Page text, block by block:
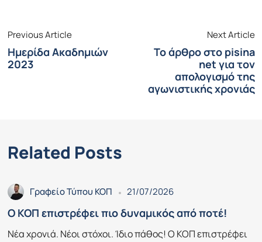
Previous Article
Ημερίδα Ακαδημιών
2023
Next Article
Το άρθρο στο pisina
net για τον
απολογισμό της
αγωνιστικής χρονιάς
Related Posts
Γραφείο Τύπου ΚΟΠ 21/07/2026
Ο ΚΟΠ επιστρέφει πιο δυναμικός από ποτέ!
Νέα χρονιά. Νέοι στόχοι. Ίδιο πάθος! Ο ΚΟΠ επιστρέφει